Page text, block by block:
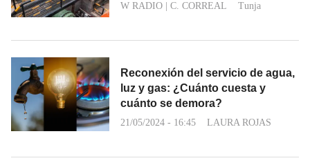
W RADIO
C. CORREAL Tunja
Reconexión del servicio de agua,
luz y gas: ¿Cuánto cuesta y
cuánto se demora?
21/05/2024 - 16:45 LAURA ROJAS